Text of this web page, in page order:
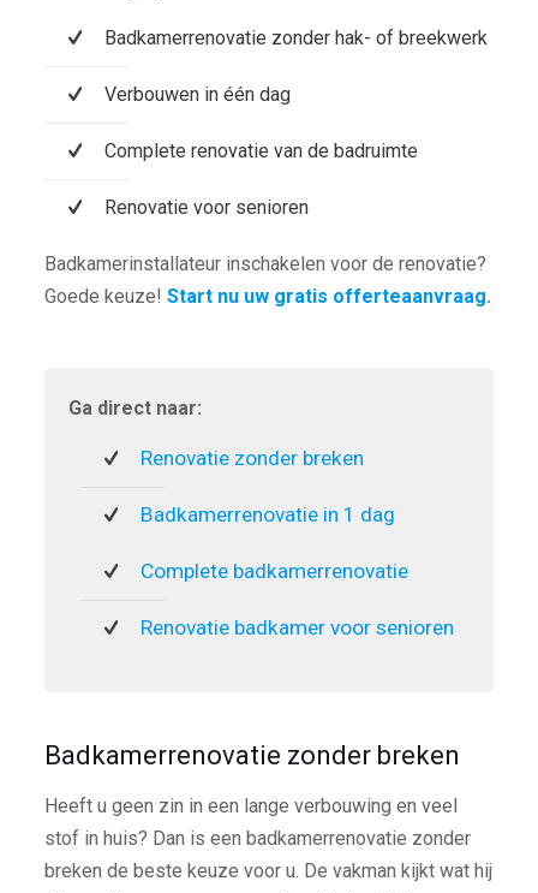
Badkamerrenovatie zonder hak- of breekwerk
Verbouwen in één dag
Complete renovatie van de badruimte
Renovatie voor senioren
Badkamerinstallateur inschakelen voor de renovatie?
Goede keuze! Start nu uw gratis offerteaanvraag.
Ga direct naar:
Renovatie zonder breken
Badkamerrenovatie in 1 dag
Complete badkamerrenovatie
Renovatie badkamer voor senioren
Badkamerrenovatie zonder breken
Heeft u geen zin in een lange verbouwing en veel
stof in huis? Dan is een badkamerrenovatie zonder
breken de beste keuze voor u. De vakman kijkt wat hij